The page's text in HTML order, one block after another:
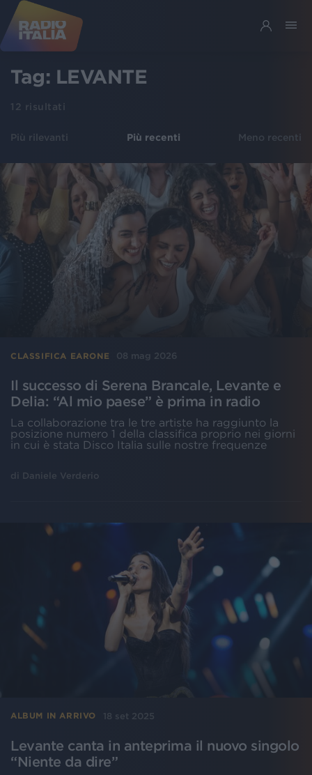
Tag: LEVANTE
12 risultati
Più rilevanti Più recenti Meno recenti
CLASSIFICA EARONE 08 mag 2026
Il successo di Serena Brancale, Levante e
Delia: “Al mio paese” è prima in radio
La collaborazione tra le tre artiste ha raggiunto la
posizione numero 1 della classifica proprio nei giorni
in cui è stata Disco Italia sulle nostre frequenze
di Daniele Verderio
ALBUM IN ARRIVO 18 set 2025
Levante canta in anteprima il nuovo singolo
“Niente da dire”